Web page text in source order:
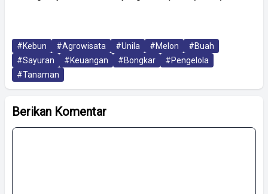
#Kebun #Agrowisata #Unila #Melon
#Buah
#Sayuran
#Keuangan #Bongkar
#Pengelola
#Tanaman
Berikan Komentar